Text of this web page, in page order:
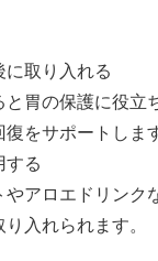
取り入れる
胃の保護に役立
をサポートします
する
アロエドリンク
入れられます。